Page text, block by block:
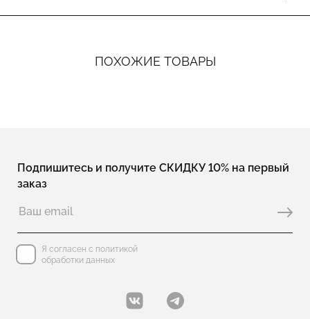
ПОХОЖИЕ ТОВАРЫ
Подпишитесь и получите СКИДКУ 10% на первый
заказ
Я согласен с политикой
обработки данных